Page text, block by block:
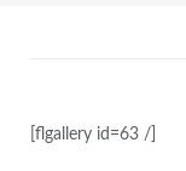
[flgallery id=63 /]